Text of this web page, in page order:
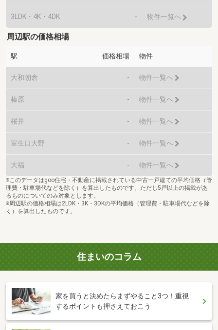
3LDK・4K・4DK - 物件一覧へ
周辺駅の価格相場
駅 価格相場 物件
大和朝倉 - 物件一覧へ
榛原 - 物件一覧へ
桜井 - 物件一覧へ
室生口大野 - 物件一覧へ
大福 - 物件一覧へ
※このデータはgoo住宅・不動産に掲載されている中古一戸建ての平均価格（管
理費・駐車場代などを除く）を算出したものです。ただし5戸以上の掲載があ
るものについてのみ対象とします。
※周辺駅の価格相場は2LDK・3K・3DKの平均価格（管理費・駐車場代などを除
く）を算出したものです。
住まいのコラム
家を買うと決めたらまずやること3つ！重視
するポイントも押さえておこう